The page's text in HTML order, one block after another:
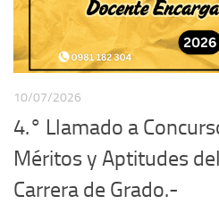
10/07/2026
4.° Llamado a
Méritos y Aptitudes
Carrera de Grado.-